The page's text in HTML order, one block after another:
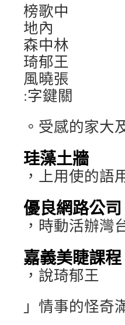
榜歌中
地內
森中林
琦郁王
風曉張
:字鍵關
。受感的家大
珪藻土牆
，上用使的語
優良網路公司
，時動活辦灣
嘉義美睫課程
，說琦郁王
」情事的怪奇